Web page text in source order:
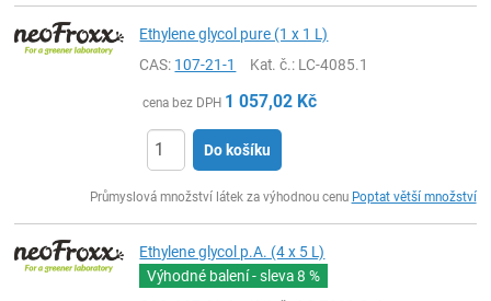
Ethylene glycol pure (1 x 1 L)
CAS: 107-21-1 Kat. č.: LC-4085.1
cena bez DPH 1 057,02 Kč
Do košíku
Průmyslová množství látek za výhodnou cenu Poptat větší množství
Ethylene glycol p.A. (4 x 5 L)
Výhodné balení - sleva8 %